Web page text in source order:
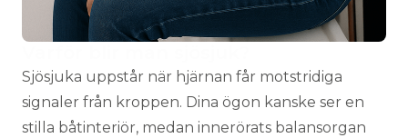
Sjösjuka uppstår när hjärnan får motstridiga
signaler från kroppen. Dina ögon kanske ser en
stilla båtinteriör, medan innerörats balansorgan